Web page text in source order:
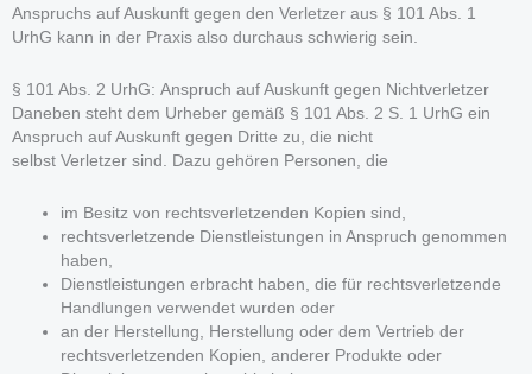
Anspruchs auf Auskunft gegen den Verletzer aus § 101 Abs. 1
UrhG kann in der Praxis also durchaus schwierig sein.
§ 101 Abs. 2 UrhG: Anspruch auf Auskunft gegen Nichtverletzer
Daneben steht dem Urheber gemäß § 101 Abs. 2 S. 1 UrhG ein
Anspruch auf Auskunft gegen Dritte zu, die nicht
selbst Verletzer sind. Dazu gehören Personen, die
im Besitz von rechtsverletzenden Kopien sind,
rechtsverletzende Dienstleistungen in Anspruch genommen
haben,
Dienstleistungen erbracht haben, die für rechtsverletzende
Handlungen verwendet wurden oder
an der Herstellung, Herstellung oder dem Vertrieb der
rechtsverletzenden Kopien, anderer Produkte oder